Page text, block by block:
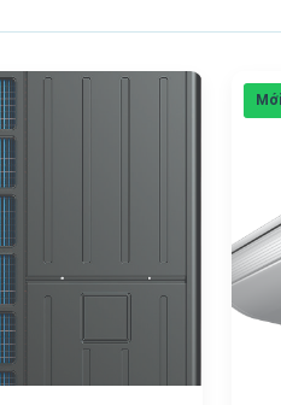
Mới